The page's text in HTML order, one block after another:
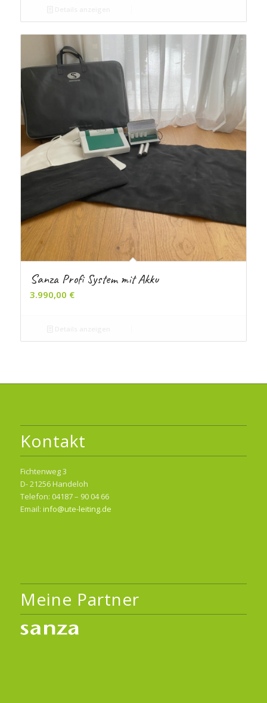
Sanza Profi System mit Akku
3.990,00 €
Kontakt
Fichtenweg 3
D- 21256 Handeloh
Telefon: 04187 – 90 04 66
Email: info@ute-leiting.de
Meine Partner